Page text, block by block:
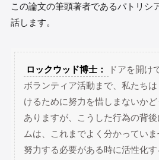
この論文の筆頭著者であるパトリシ
話します。
ロックウッド博士：
ドアを開け
ボランティア活動まで、私たち
けるために努力を惜しまないか
ありますが、こうした行為の背
ムは、これまでよく分かっていま
努力する必要がある時に活性化